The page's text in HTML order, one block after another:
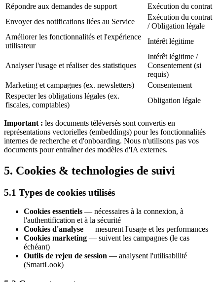
Répondre aux demandes de support
Exécution du contrat
Envoyer des notifications liées au Service
Exécution du contrat
/ Obligation légale
Améliorer les fonctionnalités et l'expérience
utilisateur
Intérêt légitime
Analyser l'usage et réaliser des statistiques
Intérêt légitime /
Consentement (si
requis)
Marketing et campagnes (ex. newsletters)
Consentement
Respecter les obligations légales (ex.
fiscales, comptables)
Obligation légale
Important : les documents téléversés sont convertis en
représentations vectorielles (embeddings) pour les fonctionnalités
internes de recherche et d'onboarding. Nous n'utilisons pas vos
documents pour entraîner des modèles d'IA externes.
5. Cookies & technologies de suivi
5.1 Types de cookies utilisés
Cookies essentiels — nécessaires à la connexion, à
l'authentification et à la sécurité
Cookies d'analyse — mesurent l'usage et les performances
Cookies marketing — suivent les campagnes (le cas
échéant)
Outils de rejeu de session — analysent l'utilisabilité
(SmartLook)